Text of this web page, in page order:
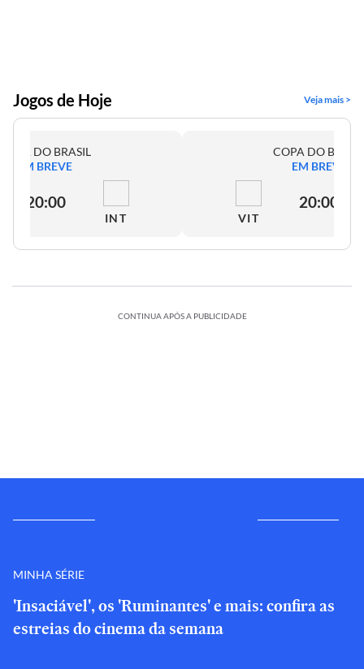
Jogos de Hoje Veja mais >
DO BRASIL
EM BREVE
20:00
INT
COPA DO
EM BREVE
VIT
20:00
CONTINUA APÓS A PUBLICIDADE
MINHA SÉRIE
'Insaciável', os 'Ruminantes' e mais: confira as
estreias do cinema da semana